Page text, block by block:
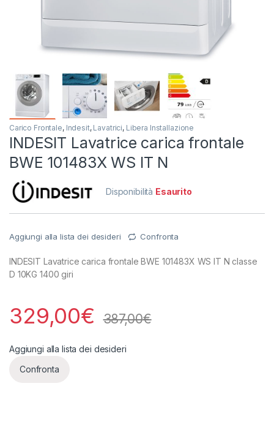
Carico Frontale, Indesit, Lavatrici, Libera Installazione
INDESIT Lavatrice carica frontale
BWE 101483X WS IT N
Disponibilità Esaurito
Aggiungi alla lista dei desideri Confronta
INDESIT Lavatrice carica frontale BWE 101483X WS IT N classe
D 10KG 1400 giri
329,00€ 387,00€
Aggiungi alla lista dei desideri
Confronta